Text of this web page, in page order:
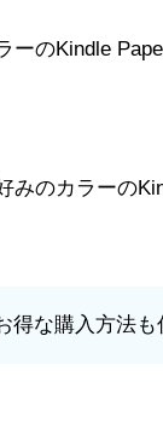
のKindle
みのカラーの
得な購入方法も